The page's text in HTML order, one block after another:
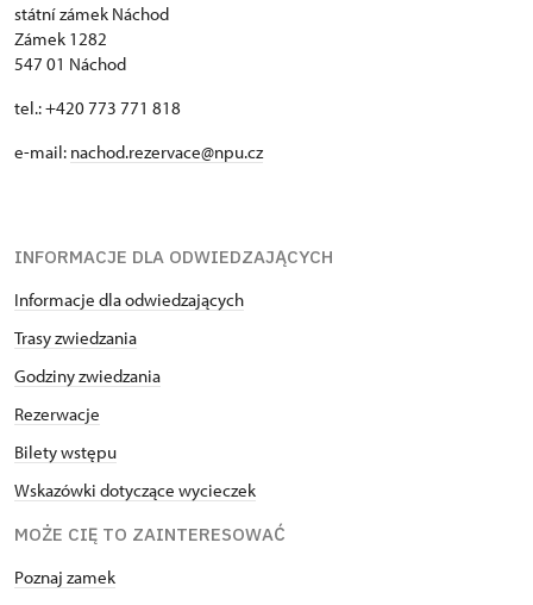
státní zámek Náchod
Zámek 1282
547 01 Náchod
tel.: +420 773 771 818
e-mail: nachod.rezervace@npu.cz
INFORMACJE DLA ODWIEDZAJĄCYCH
Informacje dla odwiedzających
Trasy zwiedzania
Godziny zwiedzania
Rezerwacje
Bilety wstępu
Wskazówki dotyczące wycieczek
MOŻE CIĘ TO ZAINTERESOWAĆ
Poznaj zamek